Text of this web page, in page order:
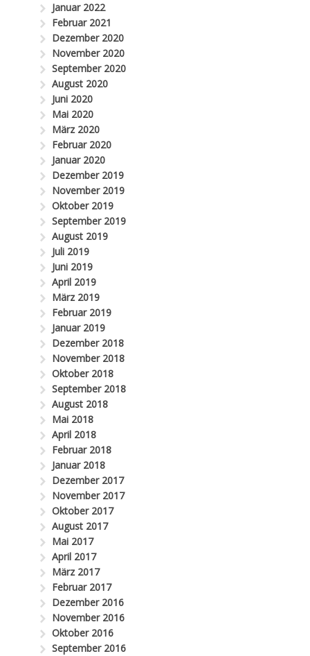
Januar 2022
Februar 2021
Dezember 2020
November 2020
September 2020
August 2020
Juni 2020
Mai 2020
März 2020
Februar 2020
Januar 2020
Dezember 2019
November 2019
Oktober 2019
September 2019
August 2019
Juli 2019
Juni 2019
April 2019
März 2019
Februar 2019
Januar 2019
Dezember 2018
November 2018
Oktober 2018
September 2018
August 2018
Mai 2018
April 2018
Februar 2018
Januar 2018
Dezember 2017
November 2017
Oktober 2017
August 2017
Mai 2017
April 2017
März 2017
Februar 2017
Dezember 2016
November 2016
Oktober 2016
September 2016